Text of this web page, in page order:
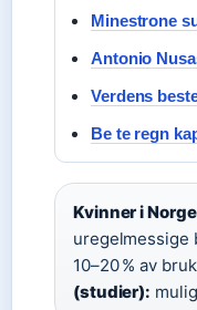
Minestrone
Antonio
Verdens
Be te regn
Kvinner i
uregelmessige
10–20 % av
(studier):